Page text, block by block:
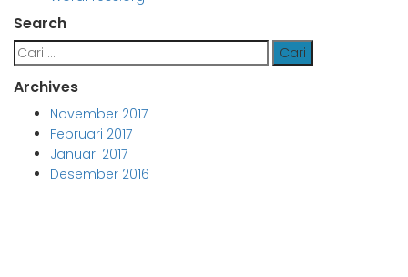
Search
Cari
untuk:
Archives
November 2017
Februari 2017
Januari 2017
Desember 2016